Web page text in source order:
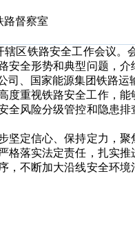
路督察室
铁路安全工作会议。
安全形势和典型问题，
司、国家能源集团铁路
重视铁路安全工作，能
全风险分级管控和隐患
定信心、保持定力，聚
格落实法定责任，扎实
，不断加大沿线安全环